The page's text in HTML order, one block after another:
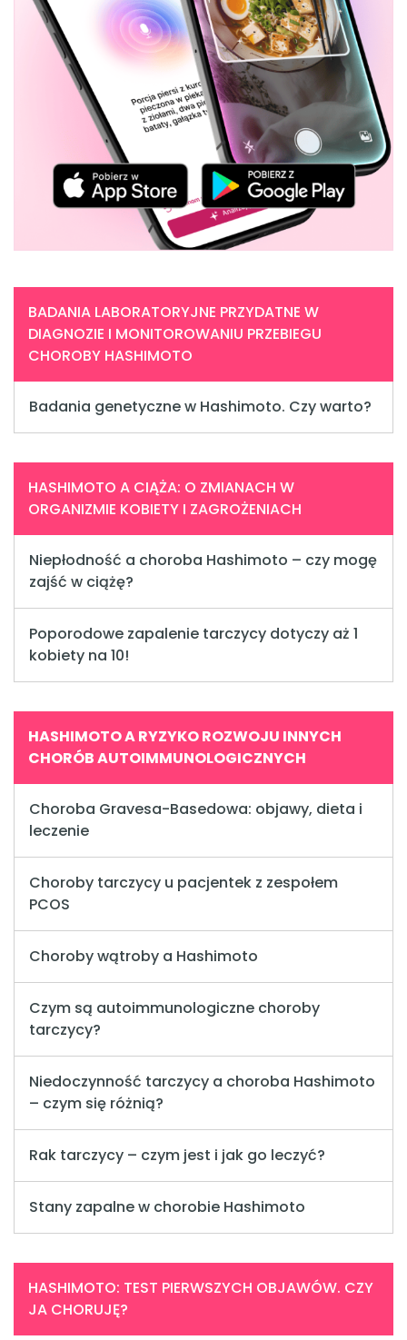
BADANIA LABORATORYJNE PRZYDATNE W
DIAGNOZIE I MONITOROWANIU PRZEBIEGU
CHOROBY HASHIMOTO
Badania genetyczne w Hashimoto. Czy warto?
HASHIMOTO A CIĄŻA: O ZMIANACH W
ORGANIZMIE KOBIETY I ZAGROŻENIACH
Niepłodność a choroba Hashimoto – czy mogę
zajść w ciążę?
Poporodowe zapalenie tarczycy dotyczy aż 1
kobiety na 10!
HASHIMOTO A RYZYKO ROZWOJU INNYCH
CHORÓB AUTOIMMUNOLOGICZNYCH
Choroba Gravesa-Basedowa: objawy, dieta i
leczenie
Choroby tarczycy u pacjentek z zespołem
PCOS
Choroby wątroby a Hashimoto
Czym są autoimmunologiczne choroby
tarczycy?
Niedoczynność tarczycy a choroba Hashimoto
– czym się różnią?
Rak tarczycy – czym jest i jak go leczyć?
Stany zapalne w chorobie Hashimoto
HASHIMOTO: TEST PIERWSZYCH OBJAWÓW. CZY
JA CHORUJĘ?